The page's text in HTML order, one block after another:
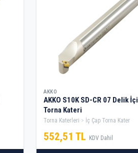
AKKO
AKKO S10K SD-CR 07 Delik İçi
Torna Kateri
Torna Katerleri İç Çap Torna Kater
552,51 TL KDV Dahil